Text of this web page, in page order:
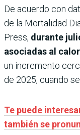
De acuerdo con
de la Mortalidad
Press, durante
asociadas al
un incremento
de 2025, cuando
Te puede
también se